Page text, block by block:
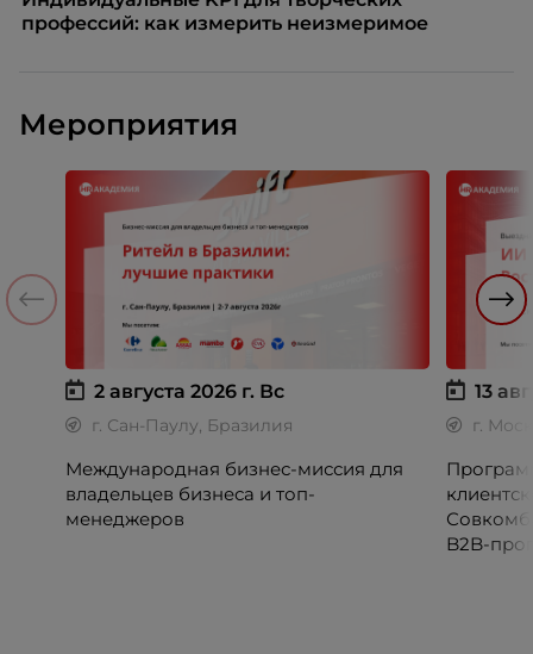
профессий: как измерить неизмеримое
Мероприятия
2 августа 2026 г. Вс
г. Сан-Паулу, Бразилия
Международная бизнес-миссия для
владельцев бизнеса и топ-
менеджеров
13
г.
B2B-